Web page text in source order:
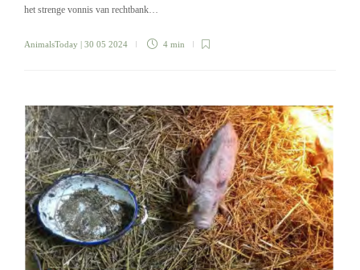
het strenge vonnis van rechtbank…
AnimalsToday | 30 05 2024 4 min